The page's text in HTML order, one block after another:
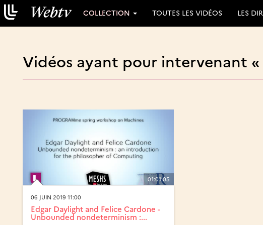
COLLECTION TOUTES LES VIDÉOS LES
Vidéos ayant pour intervenant «
01:01:05
06 JUIN 2019 11:00
Edgar Daylight and Felice Cardone -
Unbounded nondeterminism :...